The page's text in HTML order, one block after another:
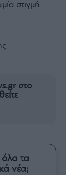
στιγμή
στο
όλα τα
νέα;